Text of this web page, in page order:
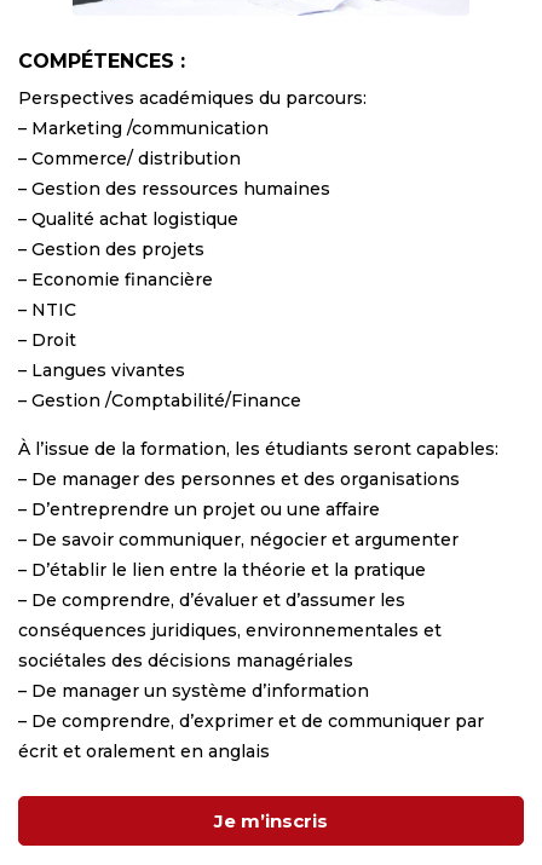
COMPÉTENCES :
Perspectives académiques du parcours:
– Marketing /communication
– Commerce/ distribution
– Gestion des ressources humaines
– Qualité achat logistique
– Gestion des projets
– Economie financière
– NTIC
– Droit
– Langues vivantes
– Gestion /Comptabilité/Finance
À l’issue de la formation, les étudiants seront capables:
– De manager des personnes et des organisations
– D’entreprendre un projet ou une affaire
– De savoir communiquer, négocier et argumenter
– D’établir le lien entre la théorie et la pratique
– De comprendre, d’évaluer et d’assumer les
conséquences juridiques, environnementales et
sociétales des décisions managériales
– De manager un système d’information
– De comprendre, d’exprimer et de communiquer par
écrit et oralement en anglais
Je m’inscris